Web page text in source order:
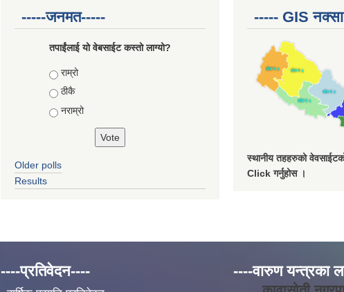
-----जनमत-----
तपाईंलाई यो वेबसाईट कस्तो लाग्यो?
Choices
राम्रो
ठीकै
नराम्रो
Older polls
Results
----- GIS
स्थानीय तहहरुको
Click गर्नुहोस ।
----प्रतिवेदन---- ----वारुण यन्त्रका